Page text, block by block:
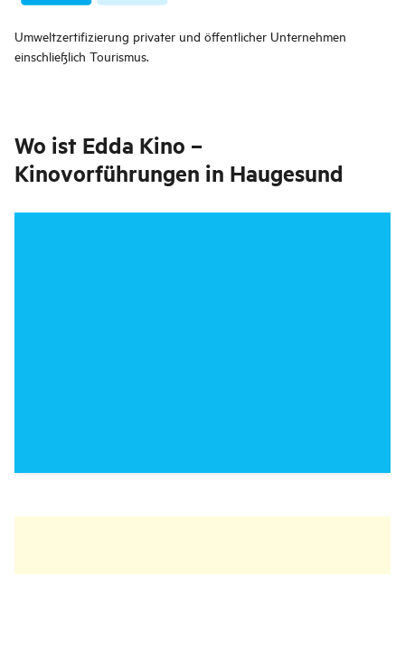
Umweltzertifizierung privater und öffentlicher Unternehmen
einschließlich Tourismus.
Wo ist Edda Kino –
Kinovorführungen in Haugesund